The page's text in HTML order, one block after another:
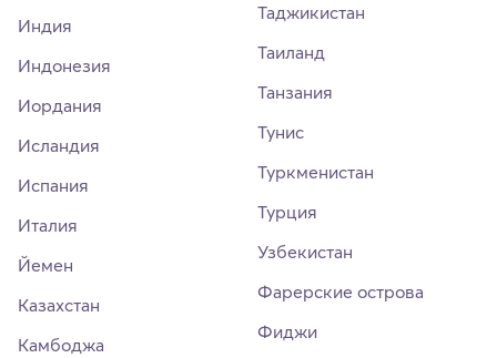
Индия
Индонезия
Иордания
Исландия
Испания
Италия
Йемен
Казахстан
Камбоджа
Таджикистан
Таиланд
Танзания
Тунис
Туркменистан
Турция
Узбекистан
Фарерские острова
Фиджи